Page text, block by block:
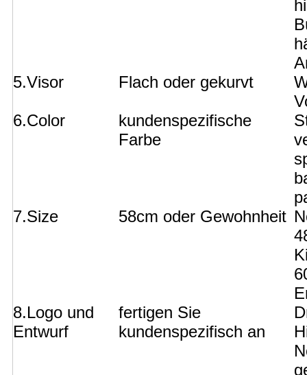
5.Visor
Flach oder gekurvt
6.Color
kundenspezifische
Farbe
7.Size
58cm oder Gewohnheit
8.Logo und
Entwurf
fertigen Sie
kundenspezifisch an